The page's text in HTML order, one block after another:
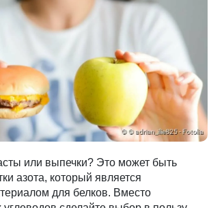
или выпечки? Это может быть
азота, который является
для белков. Вместо